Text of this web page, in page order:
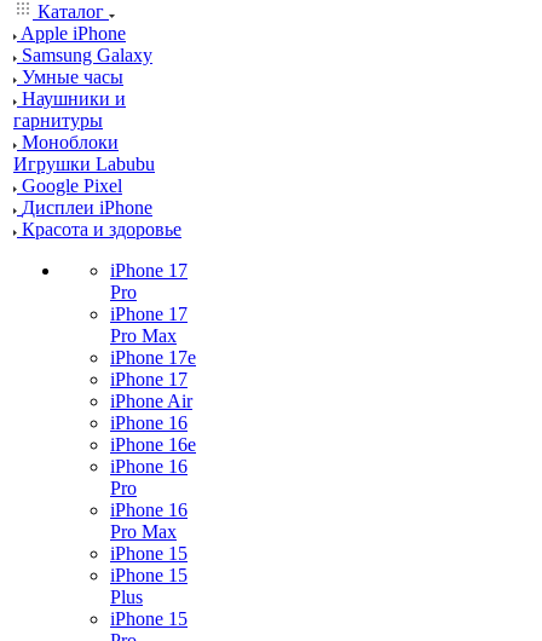
Каталог
Apple iPhone
Samsung Galaxy
Умные часы
Наушники и
гарнитуры
Моноблоки
Игрушки Labubu
Google Pixel
Дисплеи iPhone
Красота и здоровье
iPhone 17
Pro
iPhone 17
Pro Max
iPhone 17e
iPhone 17
iPhone Air
iPhone 16
iPhone 16e
iPhone 16
Pro
iPhone 16
Pro Max
iPhone 15
iPhone 15
Plus
iPhone 15